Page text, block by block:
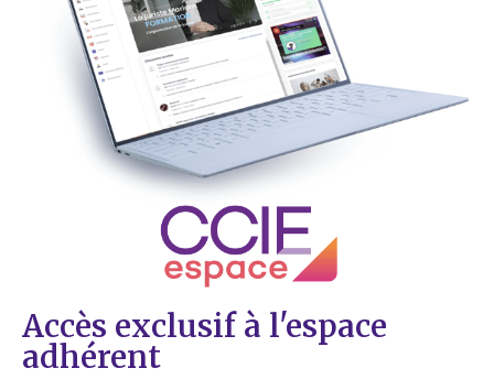
Accès exclusif à l'espace
adhérent